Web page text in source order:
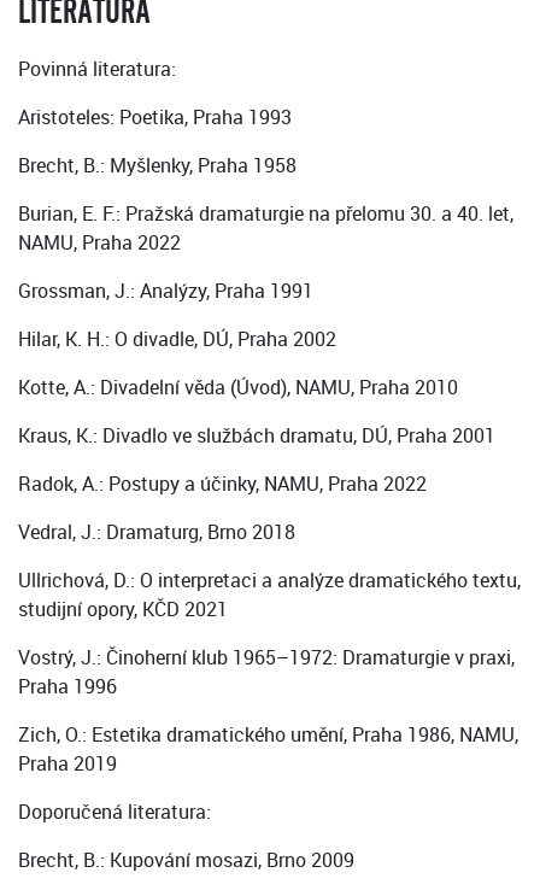
LITERATURA
Povinná literatura:
Aristoteles: Poetika, Praha 1993
Brecht, B.: Myšlenky, Praha 1958
Burian, E. F.: Pražská dramaturgie na přelomu 30. a 40. let,
NAMU, Praha 2022
Grossman, J.: Analýzy, Praha 1991
Hilar, K. H.: O divadle, DÚ, Praha 2002
Kotte, A.: Divadelní věda (Úvod), NAMU, Praha 2010
Kraus, K.: Divadlo ve službách dramatu, DÚ, Praha 2001
Radok, A.: Postupy a účinky, NAMU, Praha 2022
Vedral, J.: Dramaturg, Brno 2018
Ullrichová, D.: O interpretaci a analýze dramatického textu,
studijní opory, KČD 2021
Vostrý, J.: Činoherní klub 1965–1972: Dramaturgie v praxi,
Praha 1996
Zich, O.: Estetika dramatického umění, Praha 1986, NAMU,
Praha 2019
Doporučená literatura:
Brecht, B.: Kupování mosazi, Brno 2009